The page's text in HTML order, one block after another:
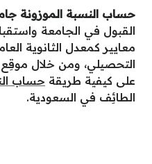
حساب النسبة الموزونة
القبول في الجامعة
معايير كمعدل الثانوية
التحصيلي، ومن خلال موقِع
على كيفية طريقة حساب
الطائِف في السعودية.